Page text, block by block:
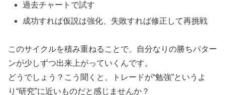
過去チャートで試す
成功すれば仮説は強化、失敗すれば修正して再挑戦
このサイクルを積み重ねることで、自分なりの勝ちパター
ンが少しずつ出来上がっていくんです。
どうでしょう？こう聞くと、トレードが“勉強”というよ
り“研究”に近いものだと感じませんか？